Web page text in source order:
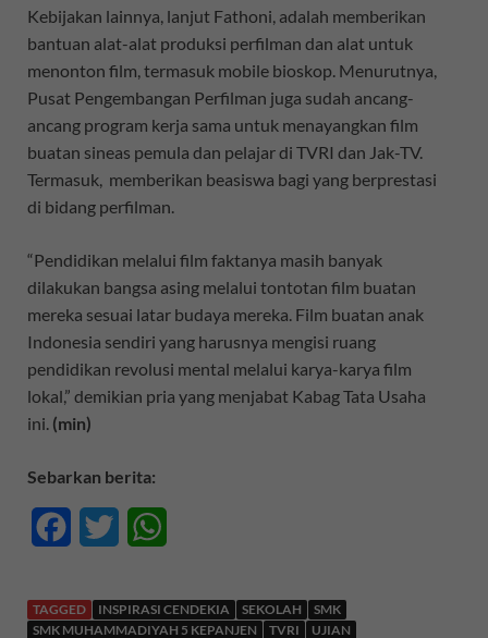
Kebijakan lainnya, lanjut Fathoni, adalah memberikan
bantuan alat-alat produksi perfilman dan alat untuk
menonton film, termasuk mobile bioskop. Menurutnya,
Pusat Pengembangan Perfilman juga sudah ancang-
ancang program kerja sama untuk menayangkan film
buatan sineas pemula dan pelajar di TVRI dan Jak-TV.
Termasuk, memberikan beasiswa bagi yang berprestasi
di bidang perfilman.
“Pendidikan melalui film faktanya masih banyak
dilakukan bangsa asing melalui tontotan film buatan
mereka sesuai latar budaya mereka. Film buatan anak
Indonesia sendiri yang harusnya mengisi ruang
pendidikan revolusi mental melalui karya-karya film
lokal,” demikian pria yang menjabat Kabag Tata Usaha
ini. (min)
Sebarkan berita:
c
i
a
TAGGED INSPIRASI CENDEKIA SEKOLAH
SMK
SMK MUHAMMADIYAH 5 KEPANJEN
TVRI UJIAN